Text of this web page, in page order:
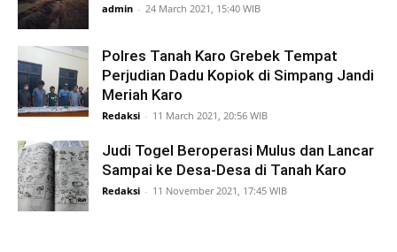
admin - 24 March 2021, 15:40 WIB
Polres Tanah Karo Grebek Tempat
Perjudian Dadu Kopiok di Simpang Jandi
Meriah Karo
Redaksi - 11 March 2021, 20:56 WIB
Judi Togel Beroperasi Mulus dan Lancar
Sampai ke Desa-Desa di Tanah Karo
Redaksi - 11 November 2021, 17:45 WIB